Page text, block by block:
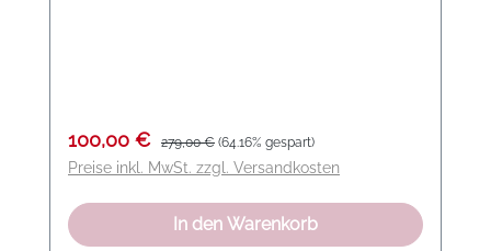
Verkaufspreis:
100,00 € Regulärer Preis:
279,00 € (64.16% gespart)
Preise inkl. MwSt. zzgl. Versandkosten
In den Warenkorb